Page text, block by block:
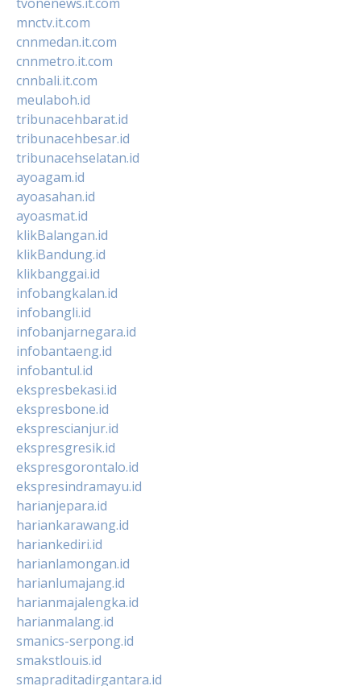
mnctv.it.com
cnnmedan.it.com
cnnmetro.it.com
cnnbali.it.com
meulaboh.id
tribunacehbarat.id
tribunacehbesar.id
tribunacehselatan.id
ayoagam.id
ayoasahan.id
ayoasmat.id
klikBalangan.id
klikBandung.id
klikbanggai.id
infobangkalan.id
infobangli.id
infobanjarnegara.id
infobantaeng.id
infobantul.id
ekspresbekasi.id
ekspresbone.id
eksprescianjur.id
ekspresgresik.id
ekspresgorontalo.id
ekspresindramayu.id
harianjepara.id
hariankarawang.id
hariankediri.id
harianlamongan.id
harianlumajang.id
harianmajalengka.id
harianmalang.id
smanics-serpong.id
smakstlouis.id
smapraditadirgantara.id